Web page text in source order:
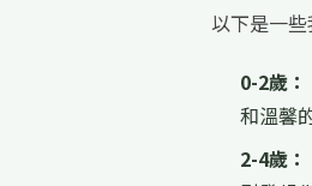
以下是一
0-2歲：
和溫馨
2-4歲：